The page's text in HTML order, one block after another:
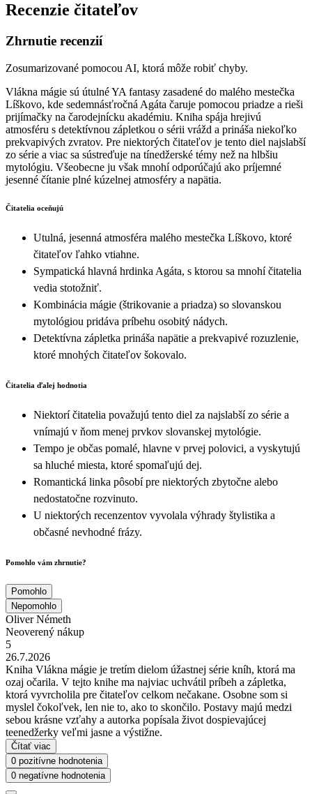
Recenzie čitateľov
Zhrnutie recenzií
Zosumarizované pomocou AI, ktorá môže robiť chyby.
Vlákna mágie sú útulné YA fantasy zasadené do malého mestečka
Líškovo, kde sedemnásťročná Agáta čaruje pomocou priadze a rieši
prijímačky na čarodejnícku akadémiu. Kniha spája hrejivú
atmosféru s detektívnou zápletkou o sérii vrážd a prináša niekoľko
prekvapivých zvratov. Pre niektorých čitateľov je tento diel najslabší
zo série a viac sa sústreďuje na tínedžerské témy než na hlbšiu
mytológiu. Všeobecne ju však mnohí odporúčajú ako príjemné
jesenné čítanie plné kúzelnej atmosféry a napätia.
Čitatelia oceňujú
Utulná, jesenná atmosféra malého mestečka Líškovo, ktoré
čitateľov ľahko vtiahne.
Sympatická hlavná hrdinka Agáta, s ktorou sa mnohí čitatelia
vedia stotožniť.
Kombinácia mágie (štrikovanie a priadza) so slovanskou
mytológiou pridáva príbehu osobitý nádych.
Detektívna zápletka prináša napätie a prekvapivé rozuzlenie,
ktoré mnohých čitateľov šokovalo.
Čitatelia ďalej hodnotia
Niektorí čitatelia považujú tento diel za najslabší zo série a
vnímajú v ňom menej prvkov slovanskej mytológie.
Tempo je občas pomalé, hlavne v prvej polovici, a vyskytujú
sa hluché miesta, ktoré spomaľujú dej.
Romantická linka pôsobí pre niektorých zbytočne alebo
nedostatočne rozvinuto.
U niektorých recenzentov vyvolala výhrady štylistika a
občasné nevhodné frázy.
Pomohlo vám zhrnutie?
Pomohlo
Nepomohlo
Oliver Németh
Neoverený nákup
5
26.7.2026
Kniha Vlákna mágie je tretím dielom úžastnej série kníh, ktorá ma
ozaj očarila. V tejto knihe ma najviac uchvátil príbeh a zápletka,
ktorá vyvrcholila pre čitateľov celkom nečakane. Osobne som si
myslel čokoľvek, len nie to, ako to skončilo. Postavy majú medzi
sebou krásne vzťahy a autorka popísala život dospievajúcej
teenedžerky veľmi jasne a výstižne.
Čítať viac
0 pozitívne hodnotenia
0 negatívne hodnotenia